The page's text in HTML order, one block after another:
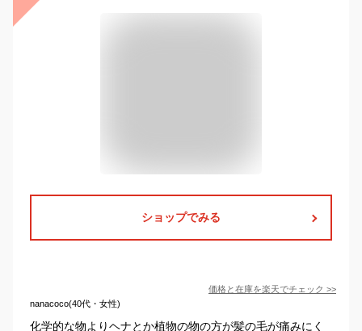
ショップでみる
価格と在庫を楽天でチェック >>
nanacoco(40代・女性)
化学的な物よりヘナとか植物の物の方が髪の毛が痛みにく